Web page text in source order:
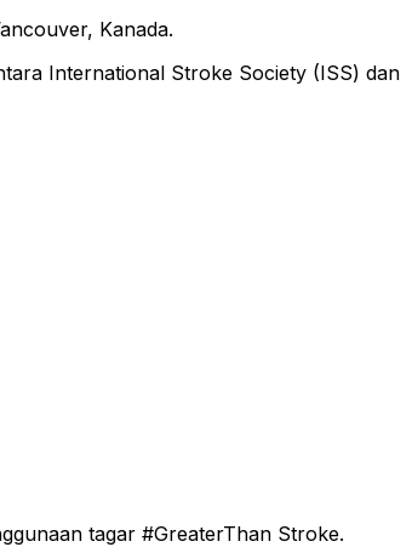
Kanada.
International Stroke Society (ISS) dan
tagar #GreaterThan Stroke.